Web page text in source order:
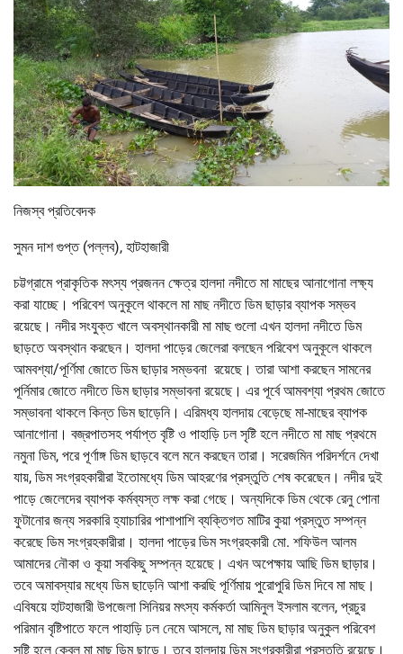
নিজস্ব প্রতিবেদক
সুমন দাশ গুপ্ত (পল্লব), হাটহাজারী
চট্টগ্রামে প্রাকৃতিক মৎস্য প্রজনন ক্ষেত্র হালদা নদীতে মা মাছের আনাগোনা লক্ষ্য
করা যাচ্ছে। পরিবেশ অনুকূলে থাকলে মা মাছ নদীতে ডিম ছাড়ার ব্যাপক সম্ভব
রয়েছে। নদীর সংযুক্ত খালে অবস্থানকারী মা মাছ গুলো এখন হালদা নদীতে ডিম
ছাড়তে অবস্থান করছেন। হালদা পাড়ের জেলেরা বলছেন পরিবেশ অনুকূলে থাকলে
আমবশ্যা/পূর্ণিমা জোতে ডিম ছাড়ার সম্ভবনা রয়েছে। তারা আশা করছেন সামনের
পূর্নিমার জোতে নদীতে ডিম ছাড়ার সম্ভাবনা রয়েছে। এর পূর্বে আমবশ্যা প্রথম জোতে
সম্ভাবনা থাকলে কিন্ত ডিম ছাড়েনি। এরিমধ্য হালদায় বেড়েছে মা-মাছের ব্যাপক
আনাগোনা। বজ্রপাতসহ পর্যাপ্ত বৃষ্টি ও পাহাড়ি ঢল সৃষ্টি হলে নদীতে মা মাছ প্রথমে
নমুনা ডিম, পরে পূর্ণাঙ্গ ডিম ছাড়বে বলে মনে করছেন তারা। সরেজমিন পরিদর্শনে দেখা
যায়, ডিম সংগ্রহকারীরা ইতোমধ্যে ডিম আহরণের প্রস্তুতি শেষ করেছেন। নদীর দুই
পাড়ে জেলেদের ব্যাপক কর্মব্যস্ত লক্ষ করা গেছে। অন্যদিকে ডিম থেকে রেনু পোনা
ফুটানোর জন্য সরকারি হ্যাচারির পাশাপাশি ব্যক্তিগত মাটির কুয়া প্রস্তুত সম্পন্ন
করেছে ডিম সংগ্রহকারীরা। হালদা পাড়ের ডিম সংগ্রহকারী মো. শফিউল আলম
আমাদের নৌকা ও কূয়া সবকিছু সম্পন্ন হয়েছে। এখন অপেক্ষায় আছি ডিম ছাড়ার।
তবে অমাবস্যার মধ্যে ডিম ছাড়েনি আশা করছি পূর্ণিমায় পুরোপুরি ডিম দিবে মা মাছ।
এবিষয়ে হাটহাজারী উপজেলা সিনিয়র মৎস্য কর্মকর্তা আমিনুল ইসলাম বলেন, প্রচুর
পরিমান বৃষ্টিপাতে ফলে পাহাড়ি ঢল নেমে আসলে, মা মাছ ডিম ছাড়ার অনুকুল পরিবেশ
সৃষ্টি হলে কেবল মা মাছ ডিম ছাড়ে। তবে হালদায় ডিম সংগ্রকারীরা প্রস্তুতি রয়েছে।